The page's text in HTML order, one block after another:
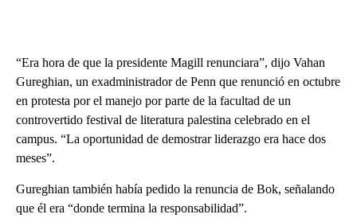
“Era hora de que la presidente Magill renunciara”, dijo Vahan
Gureghian, un exadministrador de Penn que renunció en octubre
en protesta por el manejo por parte de la facultad de un
controvertido festival de literatura palestina celebrado en el
campus. “La oportunidad de demostrar liderazgo era hace dos
meses”.
Gureghian también había pedido la renuncia de Bok, señalando
que él era “donde termina la responsabilidad”.